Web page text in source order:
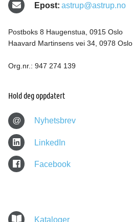
Epost: astrup@astrup.no
Postboks 8 Haugenstua, 0915 Oslo
Haavard Martinsens vei 34, 0978 Oslo
Org.nr.: 947 274 139
Hold deg oppdatert
@ Nyhetsbrev
LinkedIn
Facebook
Kataloger